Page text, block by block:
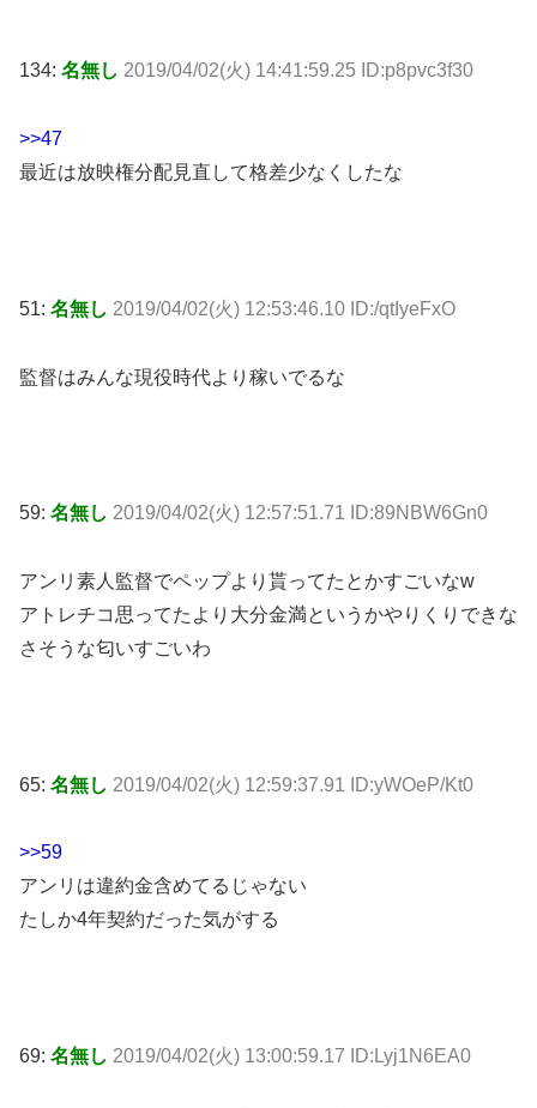
134: 名無し 2019/04/02(火) 14:41:59.25 ID:p8pvc3f30
>>47
最近は放映権分配見直して格差少なくしたな
51: 名無し 2019/04/02(火) 12:53:46.10 ID:/qtIyeFxO
監督はみんな現役時代より稼いでるな
59: 名無し 2019/04/02(火) 12:57:51.71 ID:89NBW6Gn0
アンリ素人監督でペップより貰ってたとかすごいなw
アトレチコ思ってたより大分金満というかやりくりできな
さそうな匂いすごいわ
65: 名無し 2019/04/02(火) 12:59:37.91 ID:yWOeP/Kt0
>>59
アンリは違約金含めてるじゃない
たしか4年契約だった気がする
69: 名無し 2019/04/02(火) 13:00:59.17 ID:Lyj1N6EA0